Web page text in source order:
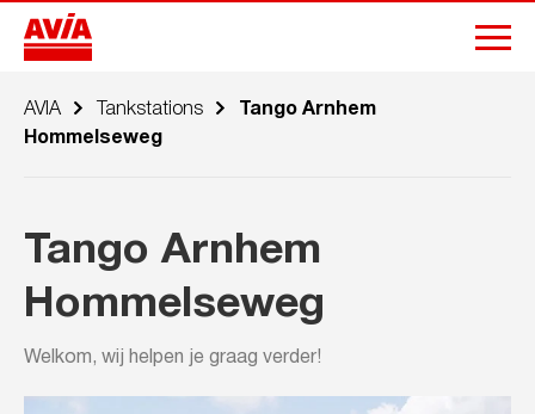
AVIA Tankstations
Tango Arnhem
Hommelseweg
Tango Arnhem
Hommelseweg
Welkom, wij helpen je graag verder!